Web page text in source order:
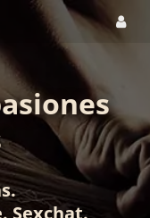
.
. Sexchat.